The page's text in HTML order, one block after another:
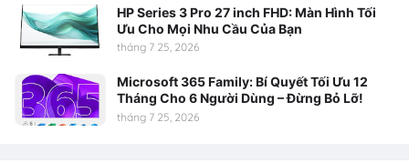
HP Series 3 Pro 27 inch FHD: Màn Hình Tối
Ưu Cho Mọi Nhu Cầu Của Bạn
tháng 7 25, 2026
Microsoft 365 Family: Bí Quyết Tối Ưu 12
Tháng Cho 6 Người Dùng – Đừng Bỏ Lỡ!
tháng 7 25, 2026